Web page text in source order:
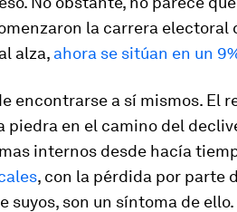
la carrera electoral
alza, ahora se sitúan en un
encontrarse a sí mismos. El
piedra en el camino del
internos desde hacía
, con la pérdida por parte
son un síntoma de ello.